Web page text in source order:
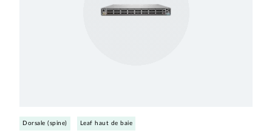
Dorsale (spine) Leaf haut de baie